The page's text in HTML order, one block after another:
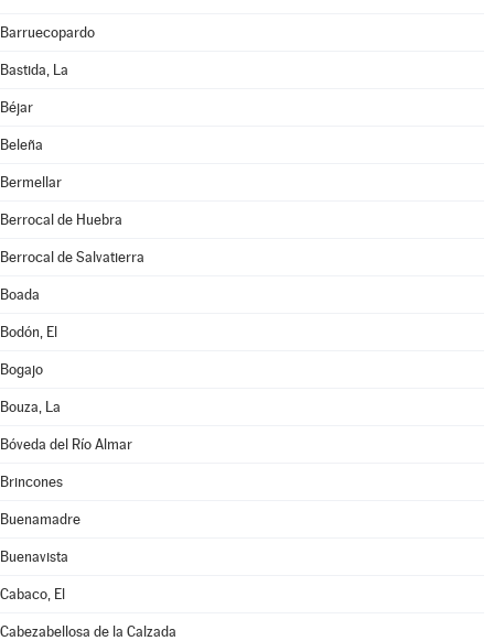
Barruecopardo
Bastida, La
Béjar
Beleña
Bermellar
Berrocal de Huebra
Berrocal de Salvatierra
Boada
Bodón, El
Bogajo
Bouza, La
Bóveda del Río Almar
Brincones
Buenamadre
Buenavista
Cabaco, El
Cabezabellosa de la Calzada